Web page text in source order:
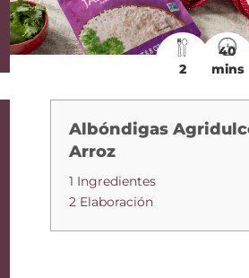
2
40
mins
Albóndigas
Arroz
1 Ingredientes
2 Elaboración